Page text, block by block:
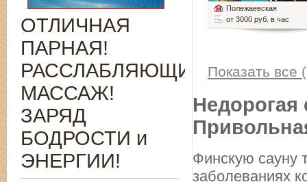
Полежаевская
от 3000 руб. в час
Показать все
Недорогая
Финскую сауну
заболеваниях
ОТЛИЧНАЯ
ПАРНАЯ!
РАССЛАБЛЯЮЩИЙ
МАССАЖ!
ЗАРЯД
БОДРОСТИ и
ЭНЕРГИИ!